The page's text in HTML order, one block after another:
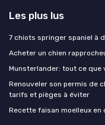
Les plus lus
7 chiots springer spaniel à
Acheter un chien
Munsterlander: tout ce que
Renouveler son permis de
tarifs et pièges à éviter
Recette faisan moelleux en